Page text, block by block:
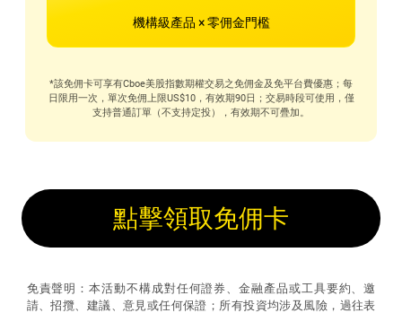
機構級產品 × 零佣金門檻
*該免佣卡可享有Cboe美股指數期權交易之免佣金及免平台費優惠；每
日限用一次，單次免佣上限US$10，有效期90日；交易時段可使用，僅
支持普通訂單（不支持定投），有效期不可疊加。
點擊領取免佣卡
免責聲明：本活動不構成對任何證券、金融產品或工具要約、邀
請、招攬、建議、意見或任何保證；所有投資均涉及風險，過往表